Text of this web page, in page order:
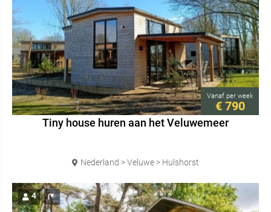
Vanaf per week
€ 790
Tiny house huren aan het Veluwemeer
Nederland > Veluwe > Hulshorst
4